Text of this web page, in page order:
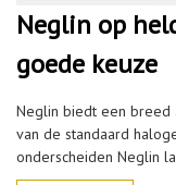
Neglin op
goede keuze
Neglin biedt een breed
van de standaard
onderscheiden Neglin